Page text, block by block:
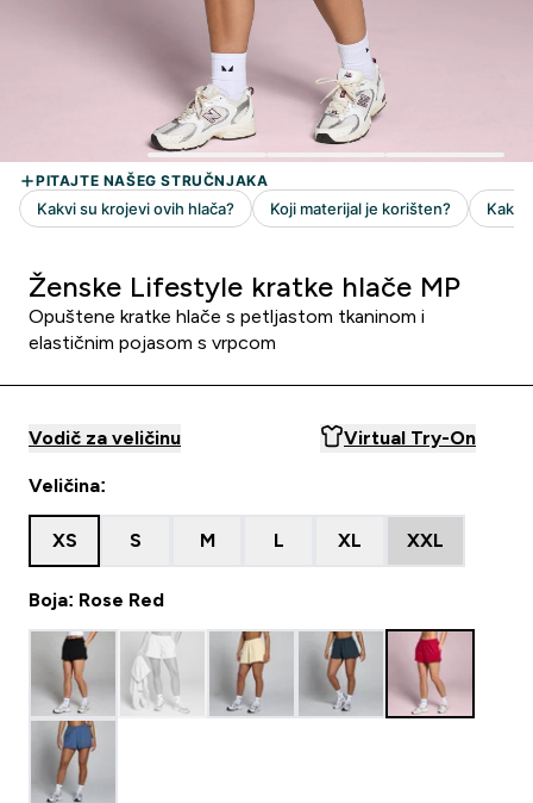
Ženske Lifestyle kratke hlače MP
Opuštene kratke hlače s petljastom tkaninom i
elastičnim pojasom s vrpcom
Vodič za veličinu Virtual Try-On
Veličina:
XS S M L XL XXL
Boja: Rose Red